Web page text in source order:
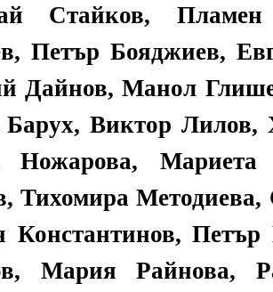
Стайков,
Петър Бояджиев,
Дайнов, Манол
Виктор Лилов,
Ножарова,
Тихомира Методиева,
Константинов,
Мария Райнова,